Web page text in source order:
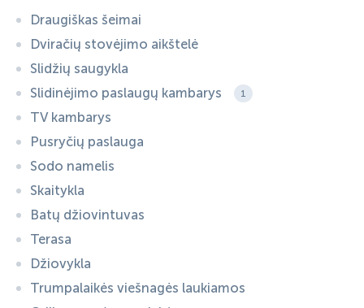
Draugiškas šeimai
Dviračių stovėjimo aikštelė
Slidžių saugykla
Slidinėjimo paslaugų kambarys
1
TV kambarys
Pusryčių paslauga
Sodo namelis
Skaitykla
Batų džiovintuvas
Terasa
Džiovykla
Trumpalaikės viešnagės laukiamos